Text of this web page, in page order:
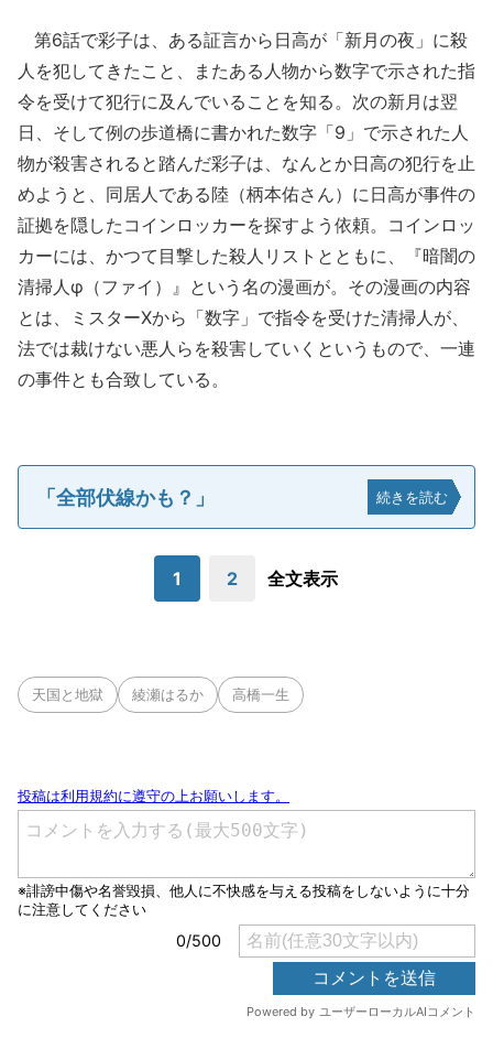
第6話で彩子は、ある証言から日高が「新月の夜」に殺
人を犯してきたこと、またある人物から数字で示された指
令を受けて犯行に及んでいることを知る。次の新月は翌
日、そして例の歩道橋に書かれた数字「9」で示された人
物が殺害されると踏んだ彩子は、なんとか日高の犯行を止
めようと、同居人である陸（柄本佑さん）に日高が事件の
証拠を隠したコインロッカーを探すよう依頼。コインロッ
カーには、かつて目撃した殺人リストとともに、『暗闇の
清掃人φ（ファイ）』という名の漫画が。その漫画の内容
とは、ミスターXから「数字」で指令を受けた清掃人が、
法では裁けない悪人らを殺害していくというもので、一連
の事件とも合致している。
「全部伏線かも？」 続きを読む
1 2 全文表示
天国と地獄 綾瀬はるか 高橋一生